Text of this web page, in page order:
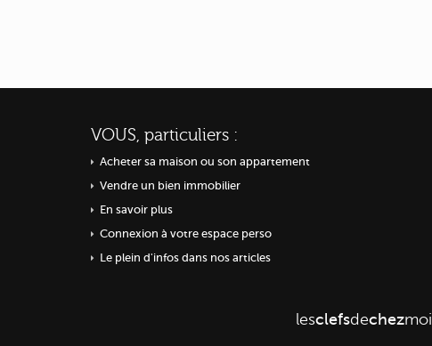
VOUS, particuliers :
Acheter sa maison ou son appartement
Vendre un bien immobilier
En savoir plus
Connexion à votre espace perso
Le plein d'infos dans nos articles
lesclefsdechezmoi